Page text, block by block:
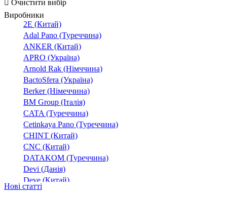
Очистити вибір
Виробники
2E (Китай)
Adal Pano (Туреччина)
ANKER (Китай)
APRO (Україна)
Arnold Rak (Німччина)
BactoSfera (Україна)
Berker (Німеччина)
BM Group (Італія)
CATA (Туреччина)
Cetinkaya Pano (Туреччина)
CHINT (Китай)
CNC (Китай)
DATAKOM (Туреччина)
Devi (Данія)
Deye (Китай)
DigiTop (Україна)
Нові статті